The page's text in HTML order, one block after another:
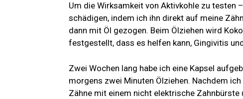
Um die Wirksamkeit von Aktivkohle zu testen
schädigen, indem ich ihn direkt auf meine
dann mit Öl gezogen. Beim Ölziehen wird
festgestellt, dass es helfen kann, Gingivitis
Zwei Wochen lang habe ich eine Kapsel
morgens zwei Minuten Ölziehen. Nachdem
Zähne mit einem nicht elektrische Zahnbürste